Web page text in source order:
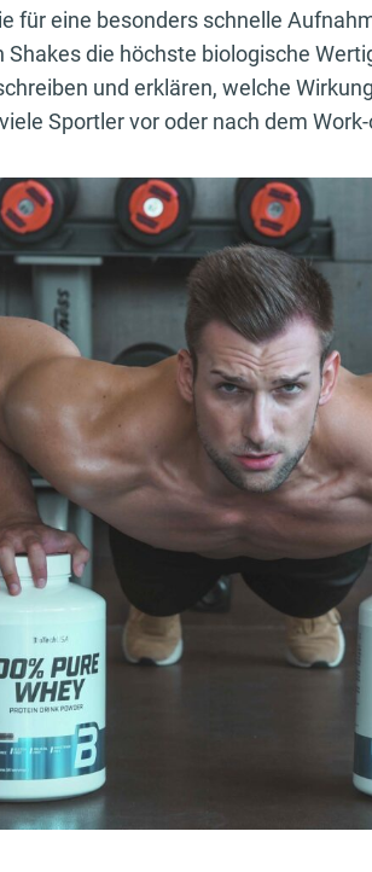
für eine besonders schnelle
Shakes die höchste biologische
und erklären, welche
Sportler vor oder nach dem